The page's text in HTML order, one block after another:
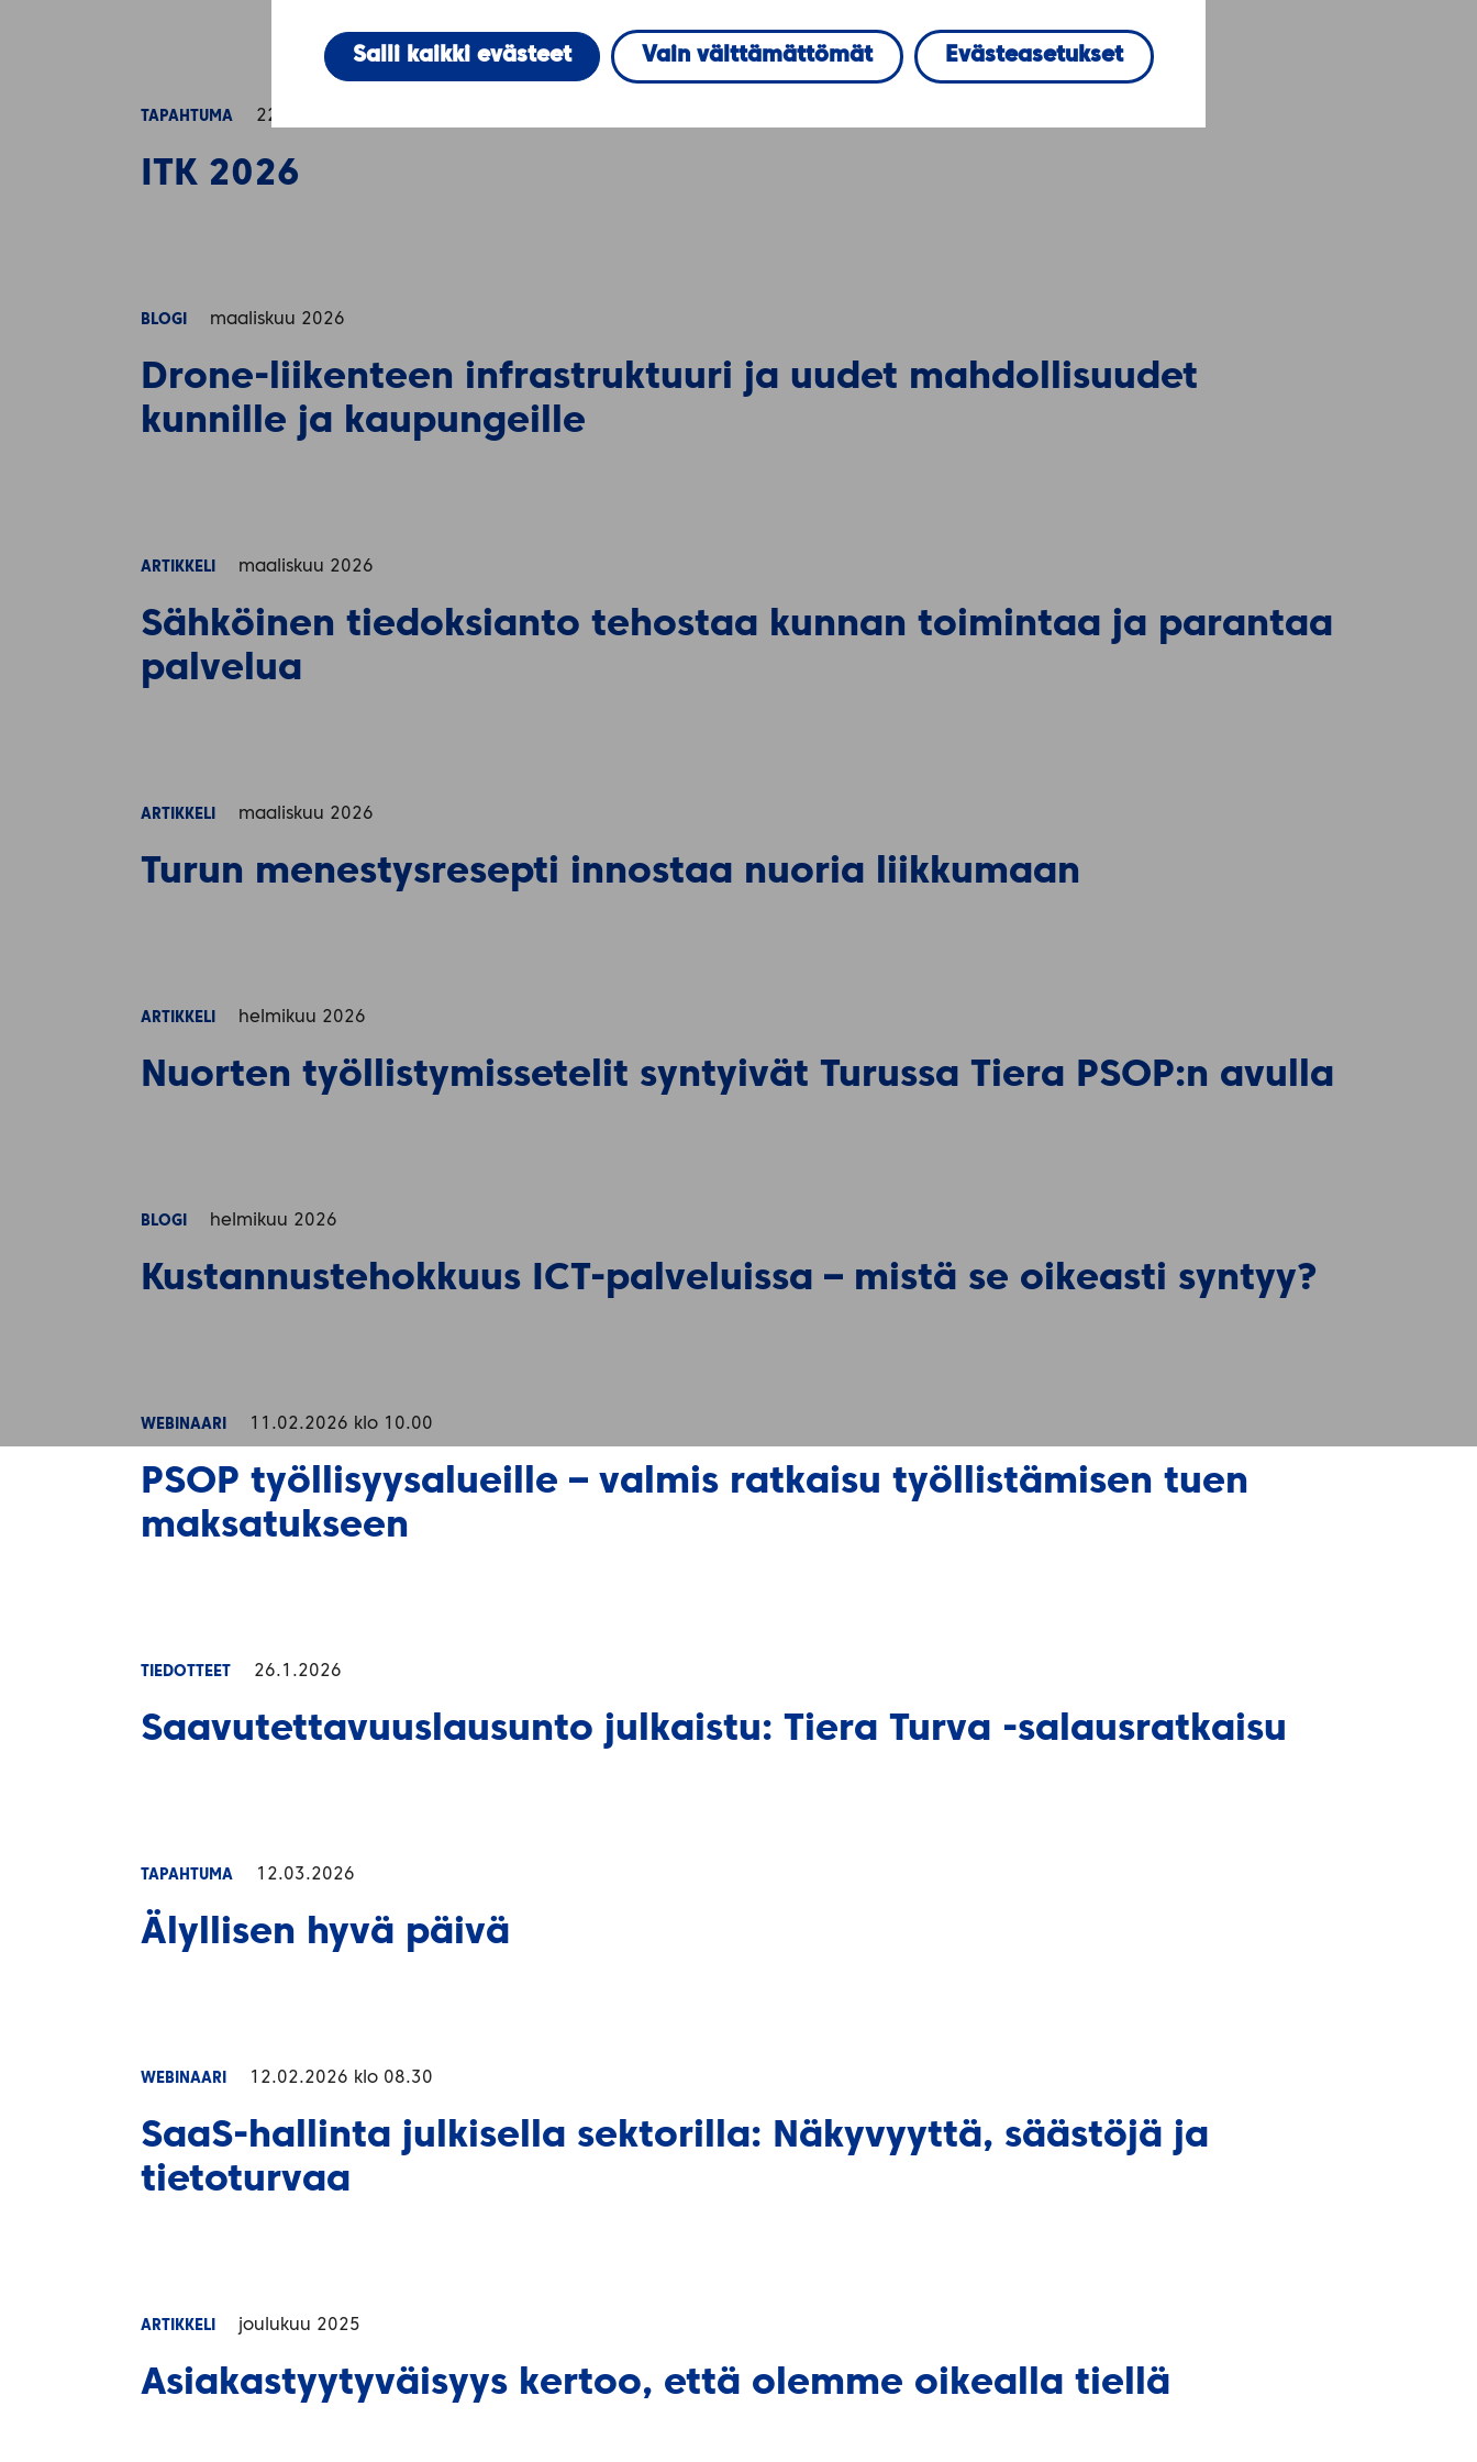
Salli kaikki evästeet Vain välttämättömät Evästeasetukset
TAPAHTUMA 22.04.2026
ITK 2026
BLOGI maaliskuu 2026
Drone‑liikenteen infrastruktuuri ja uudet mahdollisuudet
kunnille ja kaupungeille
ARTIKKELI maaliskuu 2026
Sähköinen tiedoksianto tehostaa kunnan toimintaa ja parantaa
palvelua
ARTIKKELI maaliskuu 2026
Turun menestysresepti innostaa nuoria liikkumaan
ARTIKKELI helmikuu 2026
Nuorten työllistymissetelit syntyivät Turussa Tiera PSOP:n avulla
BLOGI helmikuu 2026
Kustannustehokkuus ICT-palveluissa – mistä se oikeasti syntyy?
WEBINAARI 11.02.2026 klo 10.00
PSOP työllisyysalueille – valmis ratkaisu työllistämisen tuen
maksatukseen
TIEDOTTEET 26.1.2026
Saavutettavuuslausunto julkaistu: Tiera Turva -salausratkaisu
TAPAHTUMA 12.03.2026
Älyllisen hyvä päivä
WEBINAARI 12.02.2026 klo 08.30
SaaS-hallinta julkisella sektorilla: Näkyvyyttä, säästöjä ja
tietoturvaa
ARTIKKELI joulukuu 2025
Asiakastyytyväisyys kertoo, että olemme oikealla tiellä